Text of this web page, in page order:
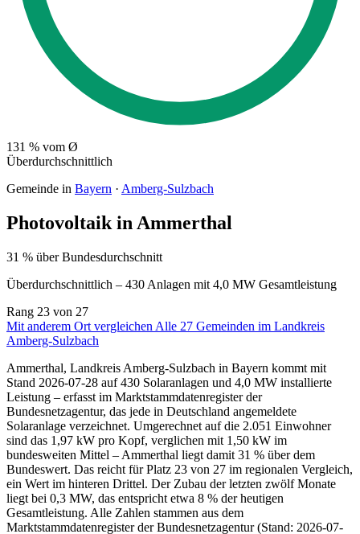
131 % vom Ø
Überdurchschnittlich
Gemeinde in Bayern · Amberg-Sulzbach
Photovoltaik in Ammerthal
31 % über Bundesdurchschnitt
Überdurchschnittlich – 430 Anlagen mit 4,0 MW Gesamtleistung
Rang 23 von 27
Mit anderem Ort vergleichen Alle 27 Gemeinden im Landkreis
Amberg-Sulzbach
Ammerthal, Landkreis Amberg-Sulzbach in Bayern kommt mit
Stand 2026-07-28 auf 430 Solaranlagen und 4,0 MW installierte
Leistung – erfasst im Marktstammdatenregister der
Bundesnetzagentur, das jede in Deutschland angemeldete
Solaranlage verzeichnet. Umgerechnet auf die 2.051 Einwohner
sind das 1,97 kW pro Kopf, verglichen mit 1,50 kW im
bundesweiten Mittel – Ammerthal liegt damit 31 % über dem
Bundeswert. Das reicht für Platz 23 von 27 im regionalen Vergleich,
ein Wert im hinteren Drittel. Der Zubau der letzten zwölf Monate
liegt bei 0,3 MW, das entspricht etwa 8 % der heutigen
Gesamtleistung. Alle Zahlen stammen aus dem
Marktstammdatenregister der Bundesnetzagentur (Stand: 2026-07-